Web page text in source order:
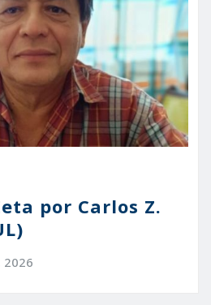
por Carlos Z.
2026